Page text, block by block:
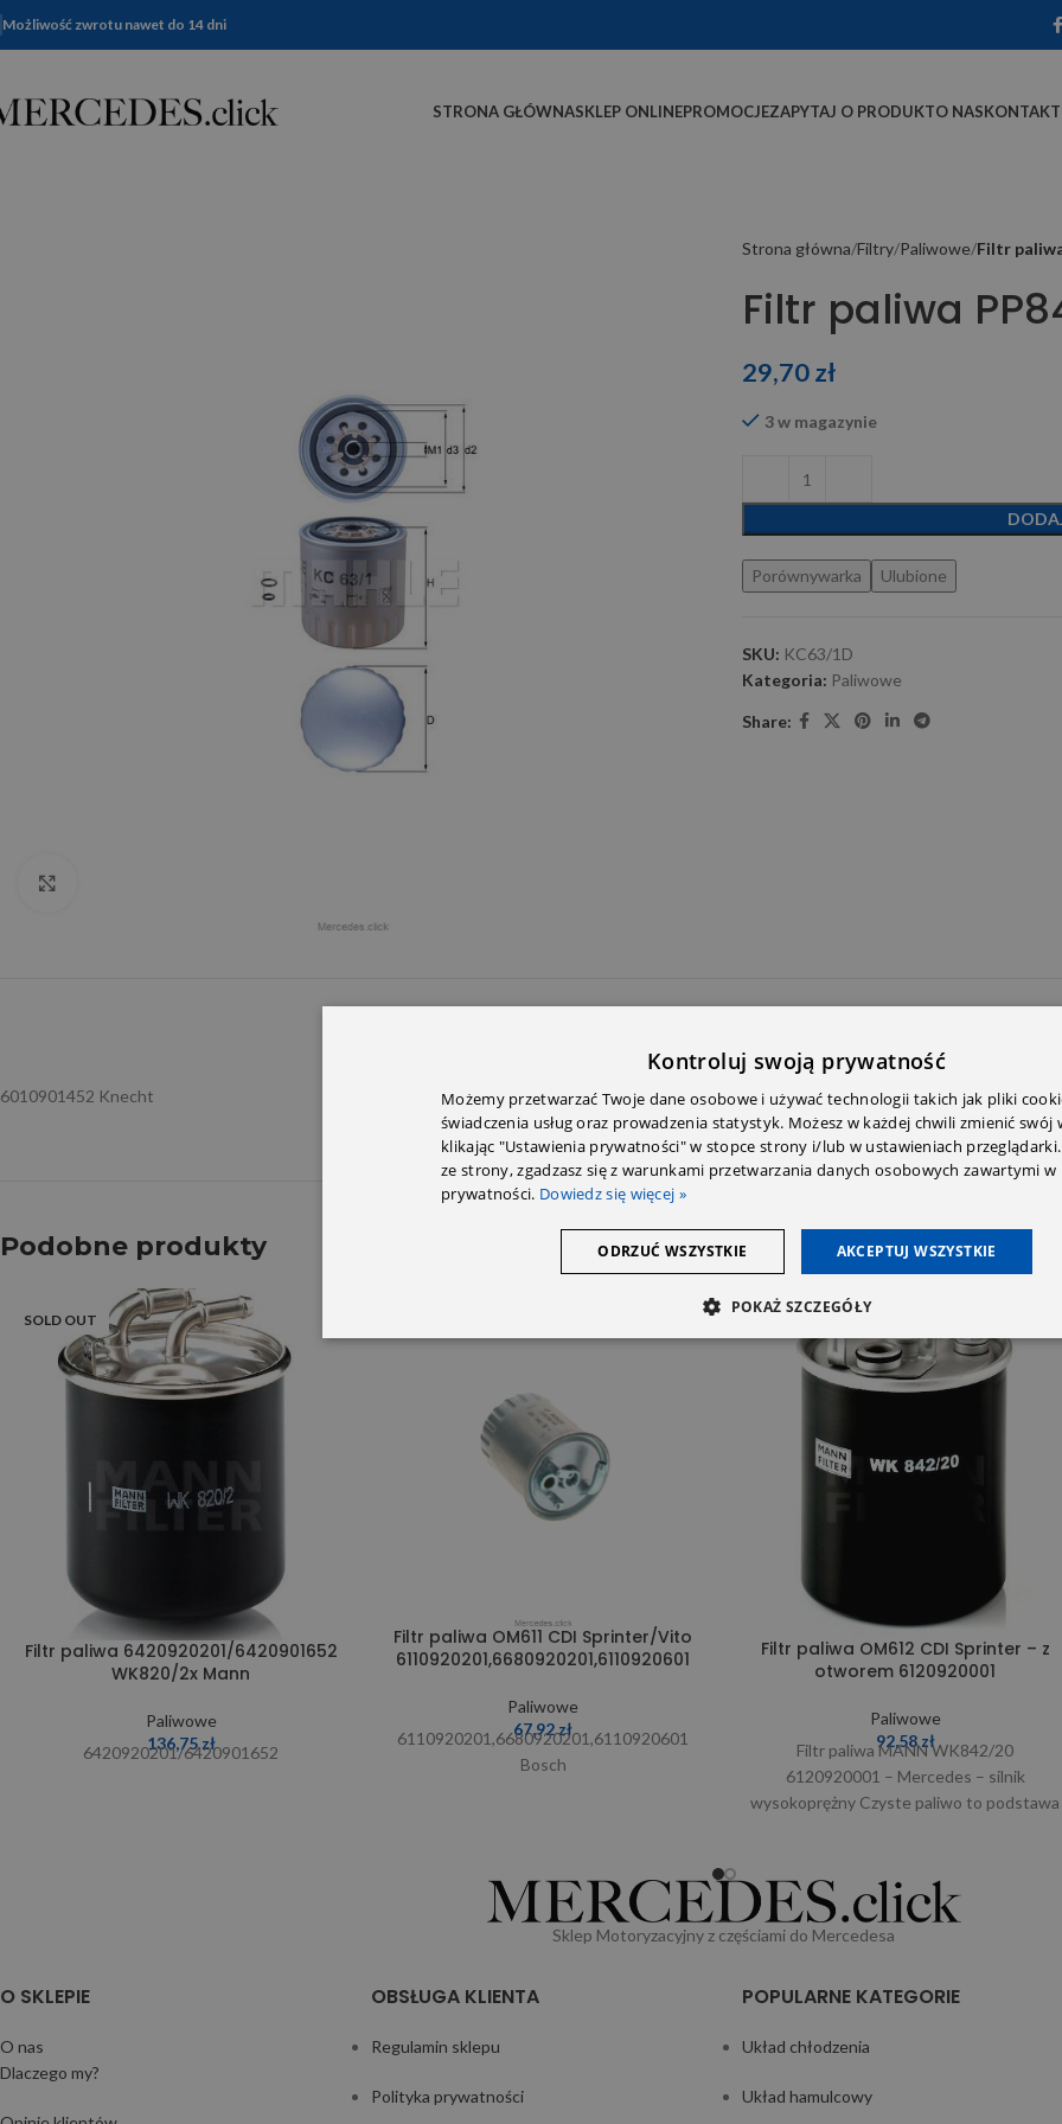
Możliwość zwrotu nawet do 14 dni
STRONA GŁÓWNASKLEP ONLINEPROMOCJEZAPYTAJ O PRODUKTO NASKONTAKT
Strona główna Filtry Paliwowe Filtr
Filtr paliwa
29,70zł
3 w magazynie
Porównywarka Ulubione
SKU: KC63/1D
Kategoria: Paliwowe
Share:
6010901452 Knecht
Podobne produkty
SOLD OUT
Filtr paliwa 6420920201/6420901652
WK820/2x Mann
Paliwowe
136,75zł
6420920201/6420901652
Filtr paliwa OM611 CDI Sprinter/Vito
6110920201,6680920201,6110920601
Paliwowe
67,92zł
6110920201,6680920201,6110920601
Bosch
Filtr paliwa OM612 CDI Sprinter – z
otworem 6120920001
Paliwowe
92,58zł
Filtr paliwa MANN WK842/20
6120920001 – Mercedes – silnik
wysokoprężny Czyste paliwo to podstawa
Sklep Motoryzacyjny z częściami do Mercedesa
O SKLEPIE
O nas
Dlaczego my?
OBSŁUGA KLIENTA
Regulamin sklepu
Polityka prywatności
POPULARNE KATEGORIE
Układ chłodzenia
Układ hamulcowy
Kontroluj swoją prywatność
Możemy przetwarzać Twoje dane osobowe i używać technologii takich jak pliki
świadczenia usług oraz prowadzenia statystyk. Możesz w każdej chwili zmienić swój
klikając "Ustawienia prywatności" w stopce strony i/lub w ustawieniach
ze strony, zgadzasz się z warunkami przetwarzania danych osobowych zawartymi
prywatności. Dowiedz się więcej »
AKCEPTUJ WSZYSTKIE
ODRZUĆ WSZYSTKIE
POKAŻ SZCZEGÓŁY